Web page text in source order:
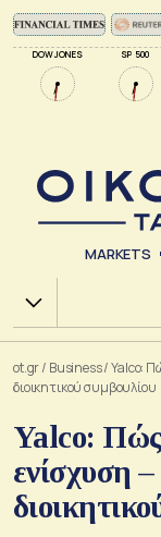
DOW JONES SP 500
MARKETS
Χ.Α.
ot.gr/ Business/Yalco:
διοικητικού συμβουλίου
Yalco: Πώς
ενίσχυση